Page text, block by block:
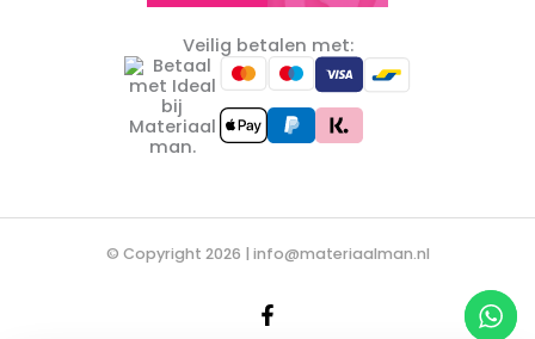
Veilig betalen met:
© Copyright 2026 | info@materiaalman.nl